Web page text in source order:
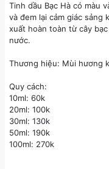
Tinh dầu Bạc Hà có màu
và đem lại cảm giác sảng
xuất hoàn toàn từ cây
nước.
Thương hiệu: Mùi hương
Quy cách:
10ml: 60k
20ml: 100k
30ml: 130k
50ml: 190k
100ml: 270k